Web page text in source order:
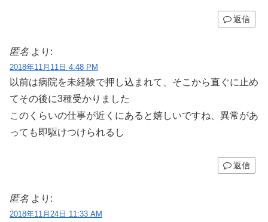
返信
匿名 より:
2018年11月11日 4:48 PM
以前は病院を未経験で押し込まれて、そこから直ぐに止め
てその後に3種受かりました
このくらいの仕事が近くにあると嬉しいですね、異常があ
っても即駆けつけられるし
返信
匿名 より:
2018年11月24日 11:33 AM